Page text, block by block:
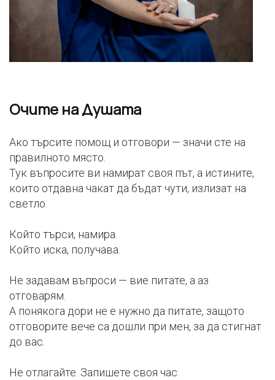
Очите на Душата
Ако търсите помощ и отговори — значи сте на
правилното място.
Тук въпросите ви намират своя път, а истините,
които отдавна чакат да бъдат чути, излизат на
светло.
Който търси, намира.
Който иска, получава.
Не задавам въпроси — вие питате, а аз
отговарям.
А понякога дори не е нужно да питате, защото
отговорите вече са дошли при мен, за да стигнат
до вас.
Не отлагайте. Запишете своя час.